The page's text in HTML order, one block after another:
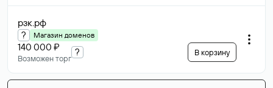
рзк.рф
? Магазин доменов
140 000 ₽
Возможен торг
? В корзину